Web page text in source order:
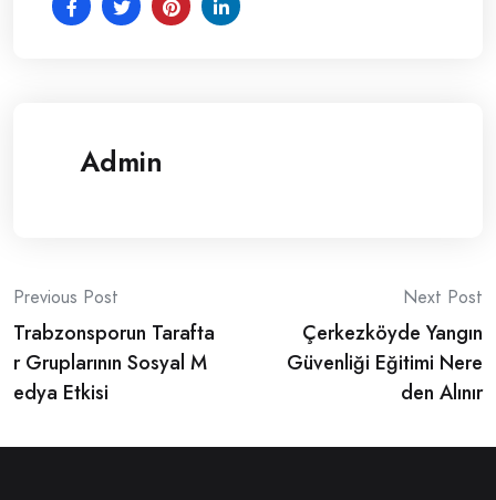
Admin
Post
navigation
Previous Post
Trabzonsporun Tarafta
r Gruplarının Sosyal M
edya Etkisi
Next Post
Çerkezköyde Yangın
Güvenliği Eğitimi Nere
den Alınır